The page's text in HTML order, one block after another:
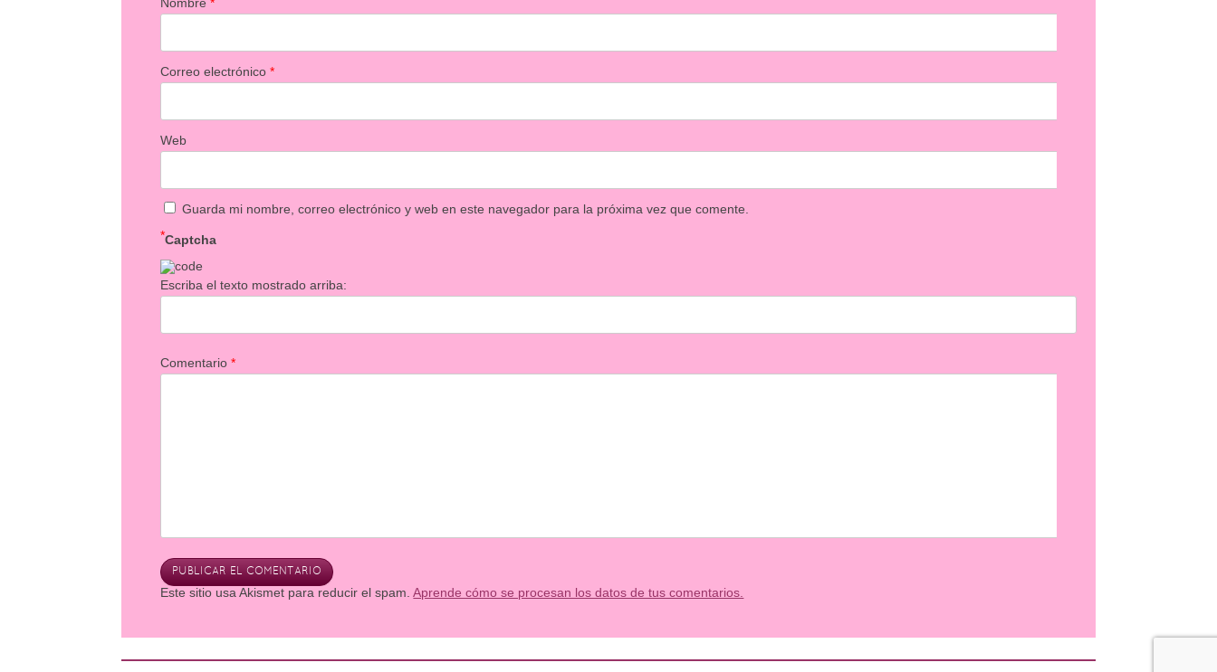
Nombre*
Correo electrónico*
Web
Guarda mi nombre, correo electrónico y web en este navegador para la próxima vez que comente.
Captcha
*
Escriba el texto mostrado arriba:
Comentario*
Este sitio usa Akismet para reducir el spam.Aprende cómo se procesan los datos de tus comentarios.